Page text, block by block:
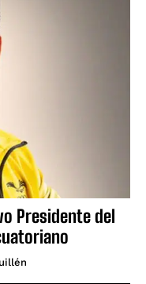
Presidente del